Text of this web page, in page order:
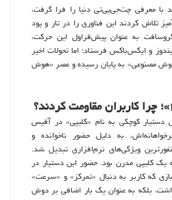
معرفی چت‌جی‌پی‌تی دنیا را فرا گرفت،
تلاش کردند این فناوری را در تار و پود
به عنوان پیش‌قراول این حرکت،
و ایکس‌باکس فرستاد؛ اما تحولات اخیر
مصنوعی» به پایان رسیده و عصر «هوش
دستیار کوچکی به نام «کلیپی» در آفیس
به دلیل حضور ناخوانده و
ویژگی‌های نرم‌افزاری تبدیل شد.
کلیپی مدرن بود. حضور این دستیار در
که کاربر به دنبال «تمرکز» و «سرعت»
بلکه به عنوان یک بار اضافی بر دوش